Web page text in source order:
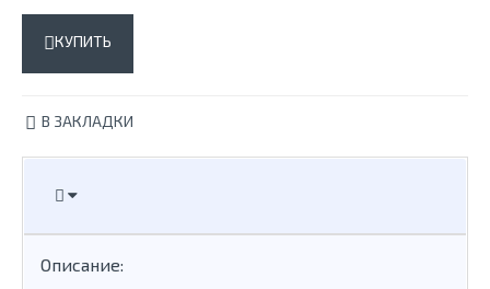
КУПИТЬ
В ЗАКЛАДКИ
Описание: